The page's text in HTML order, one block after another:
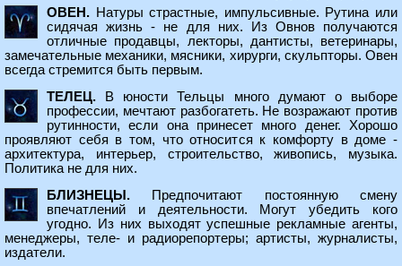
ОВЕН. Натуры страстные, импульсивные. Рутина или
сидячая жизнь - не для них. Из Овнов получаются
отличные продавцы, лекторы, дантисты, ветеринары,
замечательные механики, мясники, хирурги, скульпторы. Овен
всегда стремится быть первым.
ТЕЛЕЦ. В юности Тельцы много думают о выборе
профессии, мечтают разбогатеть. Не возражают против
рутинности, если она принесет много денег. Хорошо
проявляют себя в том, что относится к комфорту в доме -
архитектура, интерьер, строительство, живопись, музыка.
Политика не для них.
БЛИЗНЕЦЫ. Предпочитают постоянную смену
впечатлений и деятельности. Могут убедить кого
угодно. Из них выходят успешные рекламные агенты,
менеджеры, теле- и радиорепортеры; артисты, журналисты,
издатели.